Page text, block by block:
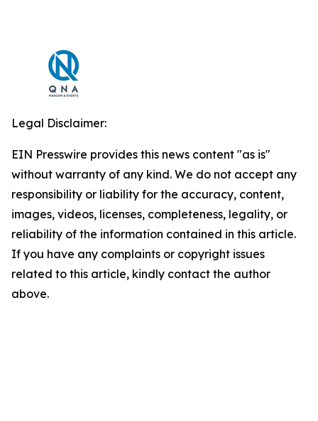
Legal Disclaimer:
EIN Presswire provides this news content "as is"
without warranty of any kind. We do not accept any
responsibility or liability for the accuracy, content,
images, videos, licenses, completeness, legality, or
reliability of the information contained in this article.
If you have any complaints or copyright issues
related to this article, kindly contact the author
above.